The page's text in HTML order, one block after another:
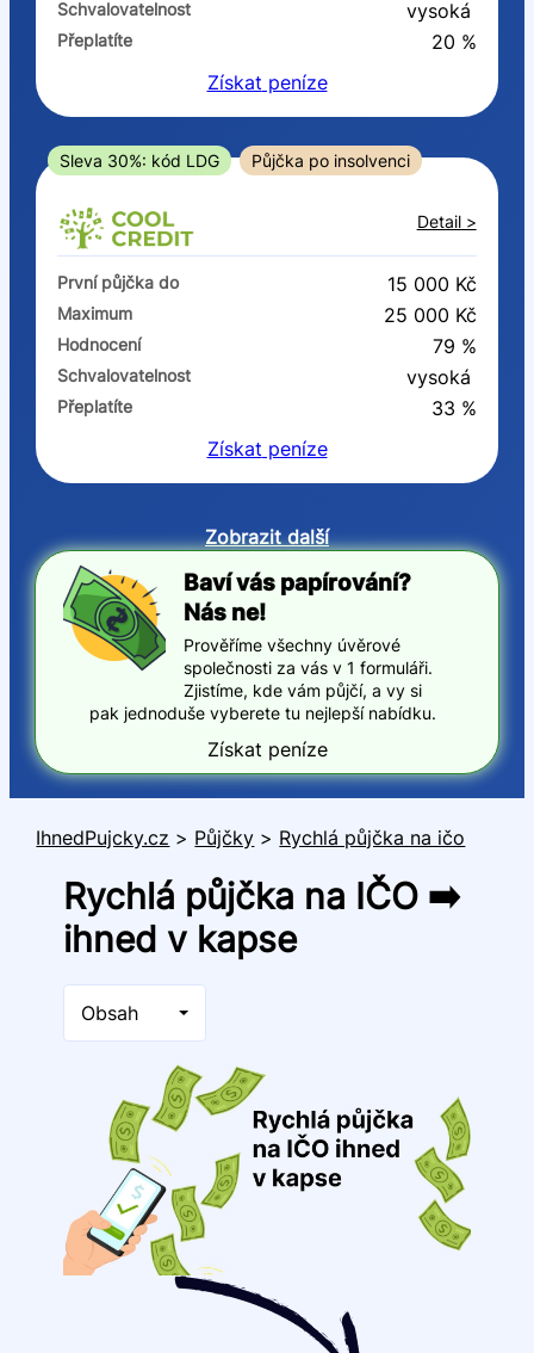
V hotovosti
ano
Schvalovatelnost vysoká
Přeplatíte
20 %
Získat peníze
Sleva 30%: kód LDG Půjčka po insolvenci
Detail >
První půjčka do 15 000 Kč
Maximum 25 000 Kč
Hodnocení 79 %
Schvalovatelnost vysoká
Přeplatíte
33 %
Získat peníze
Zobrazit další
Baví vás papírování?
Nás ne!
Prověříme všechny úvěrové
společnosti za vás v 1 formuláři.
Zjistíme, kde vám půjčí, a vy si
pak jednoduše vyberete tu nejlepší nabídku.
Získat peníze
IhnedPujcky.cz > Půjčky > Rychlá půjčka na ičo
Rychlá půjčka na IČO ➡️
ihned v kapse
Obsah